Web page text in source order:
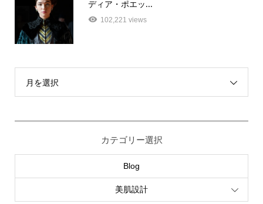
ディア・ポエッ...
102,221 views
月を選択
カテゴリー選択
Blog
美肌設計